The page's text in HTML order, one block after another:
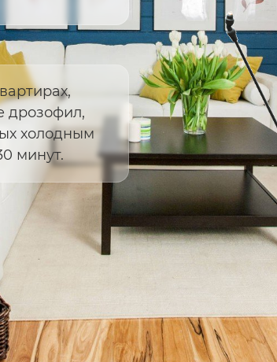
дрозофил,
холодным
минут.